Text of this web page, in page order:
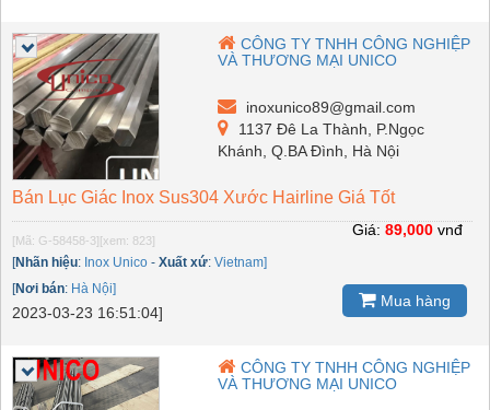
CÔNG TY TNHH CÔNG NGHIỆP
VÀ THƯƠNG MẠI UNICO
inoxunico89@gmail.com
1137 Đê La Thành, P.Ngọc
Khánh, Q.BA Đình, Hà Nội
Bán Lục Giác Inox Sus304 Xước Hairline Giá Tốt
[Mã: G-58458-3] [xem: 823]
[Nhãn hiệu: Inox Unico - Xuất xứ: Vietnam]
[Nơi bán: Hà Nội]
2023-03-23 16:51:04]
Giá: 89,000 vnđ
Mua hàng
CÔNG TY TNHH CÔNG NGHIỆP
VÀ THƯƠNG MẠI UNICO